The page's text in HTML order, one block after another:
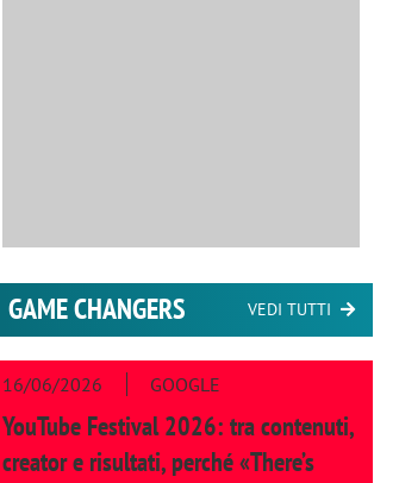
GAME CHANGERS VEDI TUTTI
16/06/2026 GOOGLE
YouTube Festival 2026: tra contenuti,
creator e risultati, perché «There’s